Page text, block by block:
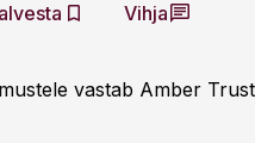
Vihja
vastab Amber